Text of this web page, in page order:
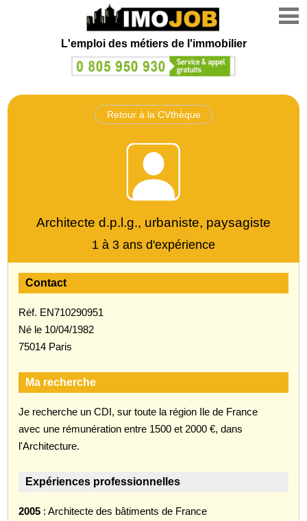
L'emploi des métiers de l'immobilier
Retour à la CVthèque
Architecte d.p.l.g., urbaniste, paysagiste
1 à 3 ans d'expérience
Contact
Réf. EN710290951
Né le 10/04/1982
75014 Paris
Ma recherche
Je recherche un CDI, sur toute la région Ile de France
avec une rémunération entre 1500 et 2000 €, dans
l'Architecture.
Expériences professionnelles
2005 : Architecte des bâtiments de France